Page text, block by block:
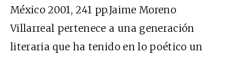
México 2001, 241 pp.Jaime Moreno
Villarreal pertenece a una generación
literaria que ha tenido en lo poético un